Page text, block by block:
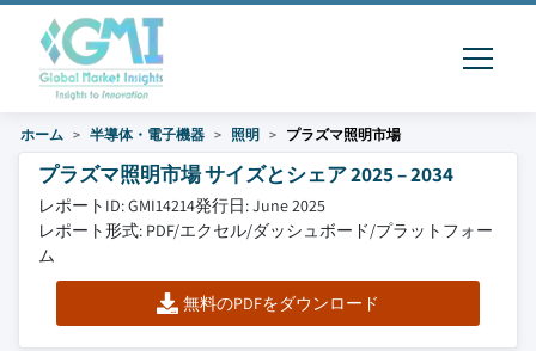
ホーム 半導体・電子機器 照明 プラズマ照明市場
プラズマ照明市場 サイズとシェア 2025 – 2034
レポートID: GMI14214発行日: June 2025
レポート形式: PDF/エクセル/ダッシュボード/プラットフォー
ム
無料のPDFをダウンロード